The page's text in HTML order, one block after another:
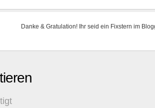
Danke & Gratulation! Ihr seid ein Fixstern im